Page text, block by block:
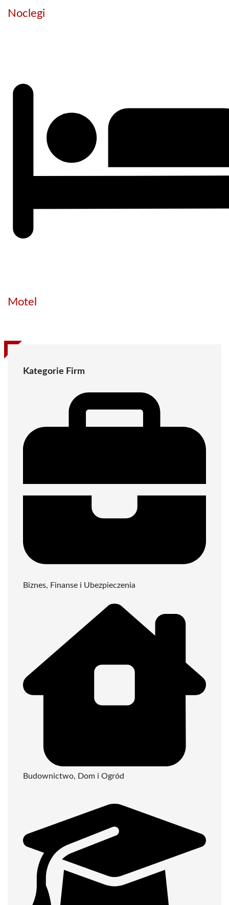
Noclegi
Motel
Kategorie Firm
Biznes, Finanse i Ubezpieczenia
Budownictwo, Dom i Ogród